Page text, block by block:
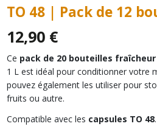
TO 48 | Pack de 12
12,90 €
Ce pack de 20 bouteilles
1 L est idéal pour conditionner votre
pouvez également les utiliser pour
fruits ou autre.
Compatible avec les capsules TO 48.